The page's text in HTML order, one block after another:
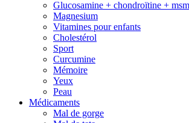
Glucosamine + chondroïtine + msm
Magnesium
Vitamines pour enfants
Cholestérol
Sport
Curcumine
Mémoire
Yeux
Peau
Médicaments
Mal de gorge